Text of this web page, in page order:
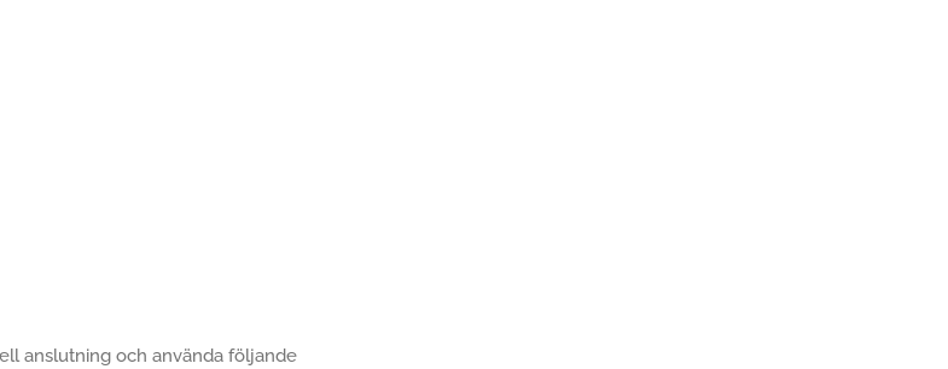
anslutning och använda följande